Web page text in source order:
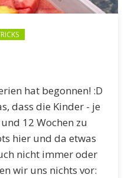
hat begonnen! :D
dass die Kinder - je
12 Wochen zu
hier und da etwas
nicht immer oder
wir uns nichts vor: